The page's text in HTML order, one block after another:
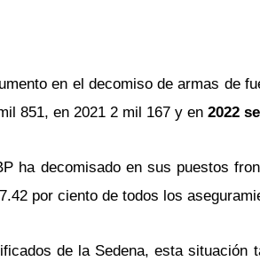
en el decomiso de armas de
851, en 2021 2 mil 167 y en 2022
ha decomisado en sus puestos
por ciento de todos los
de la Sedena, esta situación